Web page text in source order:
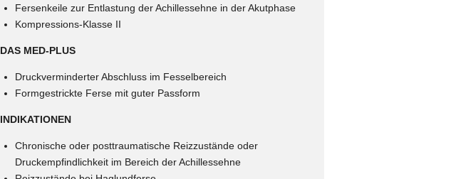
Fersenkeile zur Entlastung der Achillessehne in der Akutphase
Kompressions-Klasse II
DAS MED-PLUS
Druckverminderter Abschluss im Fesselbereich
Formgestrickte Ferse mit guter Passform
INDIKATIONEN
Chronische oder posttraumatische Reizzustände oder
Druckempfindlichkeit im Bereich der Achillessehne